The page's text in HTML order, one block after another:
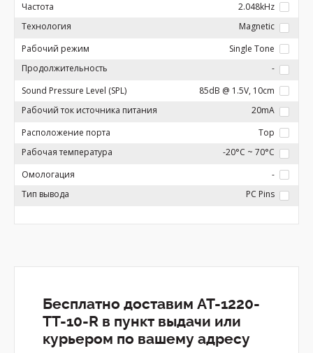
Частота
2.048kHz
Технология
Magnetic
Рабочий режим
Single Tone
Продолжительность
-
Sound Pressure Level (SPL)
85dB @ 1.5V, 10cm
Рабочий ток источника питания
20mA
Расположение порта
Top
Рабочая температура
-20°C ~ 70°C
Омологация
-
Тип вывода
PC Pins
Бесплатно доставим AT-1220-
TT-10-R в пункт выдачи или
курьером по вашему адресу